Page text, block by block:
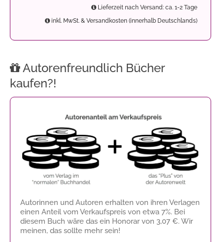
Lieferzeit nach Versand: ca. 1-2 Tage
inkl. MwSt. & Versandkosten (innerhalb Deutschlands)
Autorenfreundlich Bücher
kaufen?!
Autorinnen und Autoren erhalten von ihren Verlagen
einen Anteil vom Verkaufspreis von etwa 7%. Bei
diesem Buch wäre das ein Honorar von 3,07 €. Wir
meinen, das sollte mehr sein!